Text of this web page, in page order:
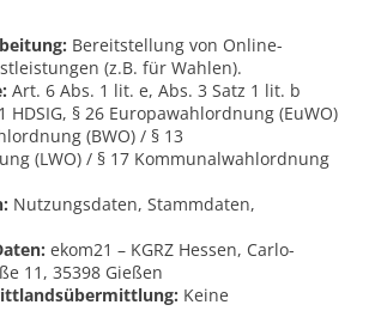
Bereitstellung von Online-
(z.B. für Wahlen).
Art. 6 Abs. 1 lit. e, Abs. 3 Satz 1 lit. b
HDSIG, § 26 Europawahlordnung (EuWO)
(BWO) / § 13
(LWO) / § 17 Kommunalwahlordnung
Nutzungsdaten, Stammdaten,
ekom21 – KGRZ Hessen, Carlo-
11, 35398 Gießen
Keine